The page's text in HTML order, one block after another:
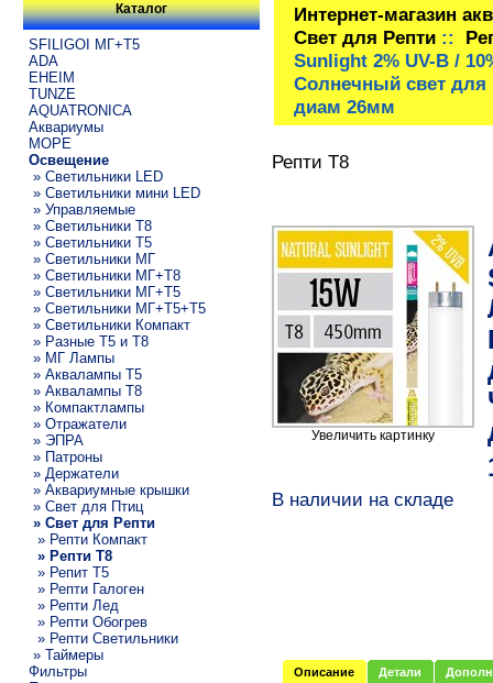
Каталог
SFILIGOI МГ+Т5
ADA
EHEIM
TUNZE
AQUATRONICA
Аквариумы
МОРЕ
Освещение
» Светильники LED
» Светильники мини LED
» Управляемые
» Светильники T8
» Светильники T5
» Светильники МГ
» Светильники МГ+T8
» Светильники МГ+T5
» Светильники МГ+T5+T5
» Светильники Компакт
» Разные T5 и T8
» МГ Лампы
» Аквалампы T5
» Аквалампы T8
» Компактлампы
» Отражатели
» ЭПРА
» Патроны
» Держатели
» Аквариумные крышки
» Свет для Птиц
» Свет для Репти
» Репти Компакт
» Репти Т8
» Репит Т5
» Репти Галоген
» Репти Лед
» Репти Обогрев
» Репти Светильники
» Таймеры
Фильтры
Интернет-магазин
Свет для Репти::
Sunlight 2% UV-B /
Солнечный свет для
диам 26мм
Репти Т8
Увеличить картинку
В наличии на складе
Описание Детали